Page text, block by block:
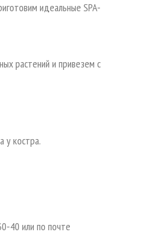
идеальные SPA-
растений и привезем с
у костра.
40 или по почте